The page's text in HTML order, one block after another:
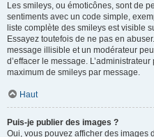
Les smileys, ou émoticônes, sont de
sentiments avec un code simple,
liste complète des smileys est visible
Essayez toutefois de ne pas en
message illisible et un modérateur
d’effacer le message.
maximum de smileys par message.
Haut
Puis-je publier des images ?
Oui, vous pouvez afficher des images